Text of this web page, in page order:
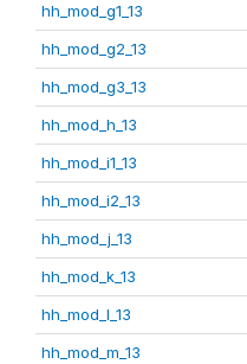
hh_mod_g1_13
hh_mod_g2_13
hh_mod_g3_13
hh_mod_h_13
hh_mod_i1_13
hh_mod_i2_13
hh_mod_j_13
hh_mod_k_13
hh_mod_l_13
hh_mod_m_13